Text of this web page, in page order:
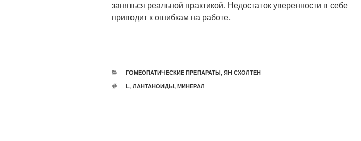
заняться реальной практикой. Недостаток уверенности в себе
приводит к ошибкам на работе.
РУБРИКИ
ГОМЕОПАТИЧЕСКИЕ ПРЕПАРАТЫ, ЯН СХОЛТЕН
МЕТКИ
L, ЛАНТАНОИДЫ, МИНЕРАЛ